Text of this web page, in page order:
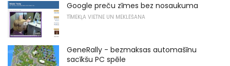
Google preču zīmes bez nosaukuma
TĪMEKĻA VIETNE UN MEKLĒŠANA
GeneRally - bezmaksas automašīnu
sacīkšu PC spēle